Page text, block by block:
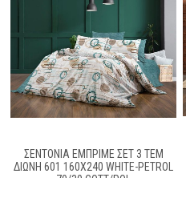
ΣΕΝΤΌΝΙΑ ΕΜΠΡΙΜΈ ΣΕΤ 3 ΤΕΜ
ΔΙΏΝΗ 601 160X240 WHITE-PETROL
70/30 COTT/POL